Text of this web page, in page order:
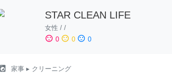
STAR CLEAN LIFE
女性 / /
sentiment_satisfied 0 sentiment_neutral 0 sentiment_dissatisfied 0
local_laundry_service 家事 ▸ クリーニング